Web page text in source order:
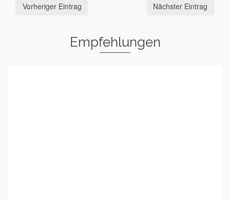
Vorheriger Eintrag Nächster Eintrag
Empfehlungen